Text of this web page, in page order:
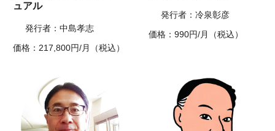
ュアル
発行者：中島孝志
価格：217,800円/月（税込）
発行者：冷泉彰彦
価格：990円/月（税込）